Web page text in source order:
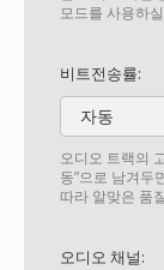
모드를 사용하
비트전송률:
자동
오디오 트랙의
동”으로 남겨두
따라 알맞은 품
오디오 채널: